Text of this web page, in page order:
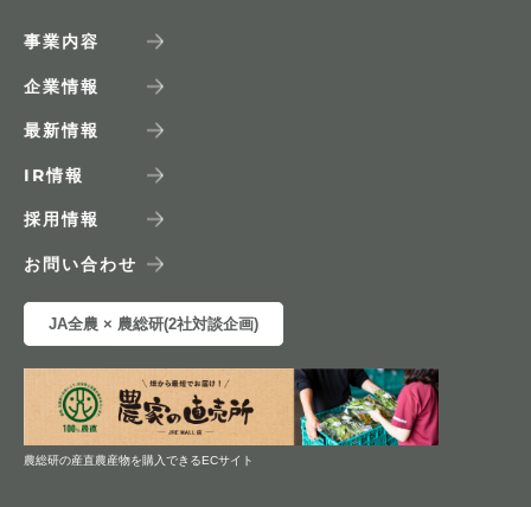
事業内容
企業情報
最新情報
IR情報
採用情報
お問い合わせ
JA全農 × 農総研(2社対談企画)
農総研の産直農産物を購入できるECサイト